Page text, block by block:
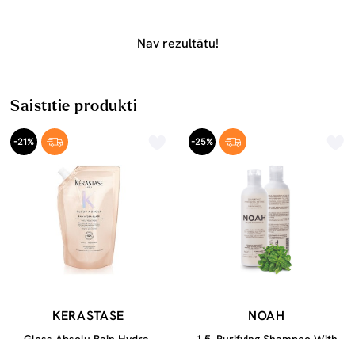
Nav rezultātu!
Saistītie produkti
-21%
KERASTASE
-25%
NOAH